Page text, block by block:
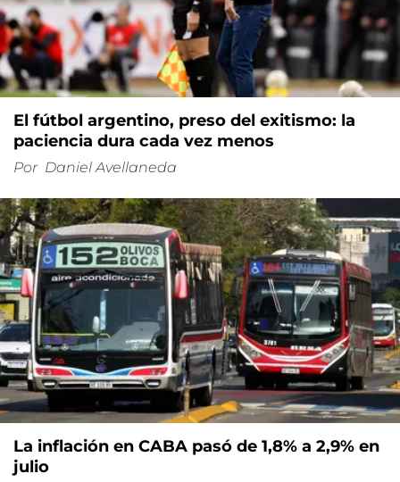
El fútbol argentino, preso del exitismo: la
paciencia dura cada vez menos
Por Daniel Avellaneda
La inflación en CABA pasó de 1,8% a 2,9% en
julio